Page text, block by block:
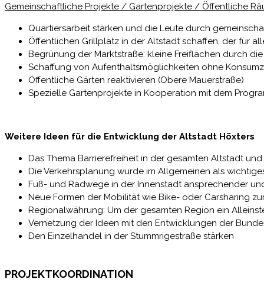
Gemeinschaftliche Projekte / Gartenprojekte / Öffentliche
Quartiersarbeit stärken und die Leute durch
Öffentlichen Grillplatz in der Altstadt schaffen, der für
Begrünung der Marktstraße: kleine Freiflächen durch
Schaffung von Aufenthaltsmöglichkeiten ohne
Öffentliche Gärten reaktivieren (Obere Mauerstraße)
Spezielle Gartenprojekte in Kooperation mit dem
Weitere Ideen für die Entwicklung der Altstadt Höxters
Das Thema Barrierefreiheit in der gesamten Altstadt
Die Verkehrsplanung wurde im Allgemeinen als
Fuß- und Radwege in der Innenstadt ansprechender
Neue Formen der Mobilität wie Bike- oder Carsharing
Regionalwährung: Um der gesamten Region ein
Vernetzung der Ideen mit den Entwicklungen der
Den Einzelhandel in der Stummrigestraße stärken
PROJEKTKOORDINATION